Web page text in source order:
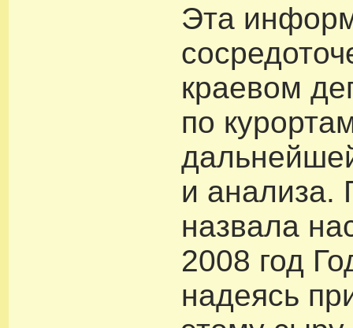
Эта
краевом
по
и анализа.
назвала
2008 год
надеясь